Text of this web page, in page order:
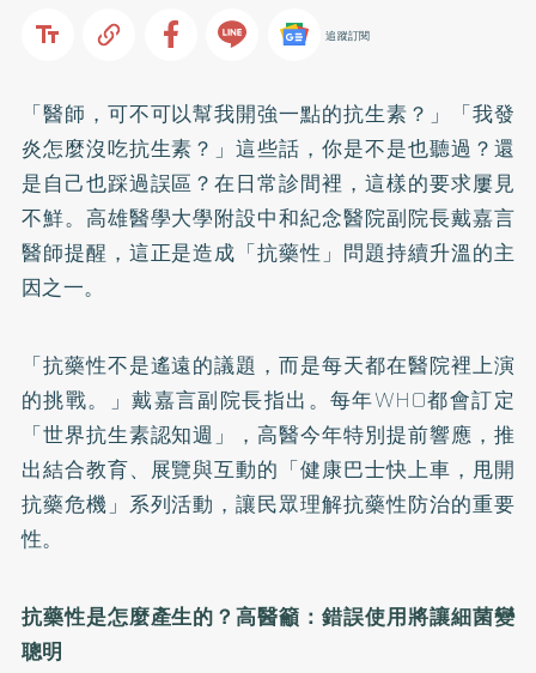
追蹤訂閱
「醫師，可不可以幫我開強一點的抗生素？」「我發
炎怎麼沒吃抗生素？」這些話，你是不是也聽過？還
是自己也踩過誤區？在日常診間裡，這樣的要求屢見
不鮮。高雄醫學大學附設中和紀念醫院副院長戴嘉言
醫師提醒，這正是造成「抗藥性」問題持續升溫的主
因之一。
「抗藥性不是遙遠的議題，而是每天都在醫院裡上演
的挑戰。」戴嘉言副院長指出。每年WHO都會訂定
「世界抗生素認知週」，高醫今年特別提前響應，推
出結合教育、展覽與互動的「健康巴士快上車，甩開
抗藥危機」系列活動，讓民眾理解抗藥性防治的重要
性。
抗藥性是怎麼產生的？高醫籲：錯誤使用將讓細菌變
聰明